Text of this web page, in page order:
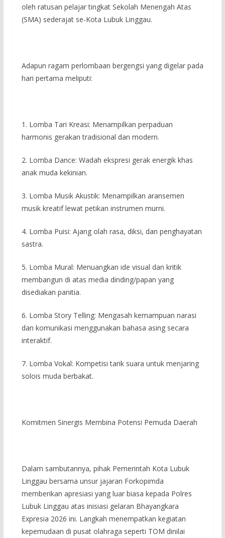
oleh ratusan pelajar tingkat Sekolah Menengah Atas
(SMA) sederajat se-Kota Lubuk Linggau.
Adapun ragam perlombaan bergengsi yang digelar pada
hari pertama meliputi:
1. Lomba Tari Kreasi: Menampilkan perpaduan
harmonis gerakan tradisional dan modern.
2. Lomba Dance: Wadah ekspresi gerak energik khas
anak muda kekinian.
3. Lomba Musik Akustik: Menampilkan aransemen
musik kreatif lewat petikan instrumen murni.
4. Lomba Puisi: Ajang olah rasa, diksi, dan penghayatan
sastra.
5. Lomba Mural: Menuangkan ide visual dan kritik
membangun di atas media dinding/papan yang
disediakan panitia.
6. Lomba Story Telling: Mengasah kemampuan narasi
dan komunikasi menggunakan bahasa asing secara
interaktif.
7. Lomba Vokal: Kompetisi tarik suara untuk menjaring
solois muda berbakat.
Komitmen Sinergis Membina Potensi Pemuda Daerah
Dalam sambutannya, pihak Pemerintah Kota Lubuk
Linggau bersama unsur jajaran Forkopimda
memberikan apresiasi yang luar biasa kepada Polres
Lubuk Linggau atas inisiasi gelaran Bhayangkara
Expresia 2026 ini. Langkah menempatkan kegiatan
kepemudaan di pusat olahraga seperti TOM dinilai